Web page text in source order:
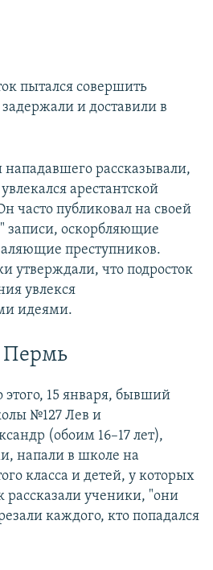
пытался совершить
и доставили в
нападавшего рассказывали,
арестантской
часто публиковал на своей
записи, оскорбляющие
преступников.
утверждали, что подросток
увлекся
идеями.
Пермь
этого, 15 января, бывший
№127 Лев и
(обоим 16–17 лет),
напали в школе на
класса и детей, у которых
рассказали ученики, "они
каждого, кто попадался